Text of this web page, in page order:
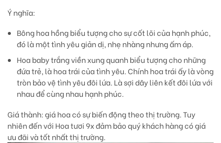
Ý nghĩa:
Bông hoa hồng biểu tượng cho sự cốt lõi của hạnh phúc,
đó là một tình yêu giản dị, nhẹ nhàng nhưng ấm áp.
Hoa baby trắng viền xung quanh biểu tượng cho những
đứa trẻ, là hoa trái của tình yêu. Chính hoa trái ấy là vòng
tròn bảo vệ tình yêu đôi lứa. Là sợi dây liên kết đôi lứa với
nhau để cùng nhau hạnh phúc.
Giá thành: giá hoa có sự biến động theo thị trường. Tuy
nhiên đến với Hoa tươi 9x đảm bảo quý khách hàng có giá
ưu đãi và tốt nhất thị trường.